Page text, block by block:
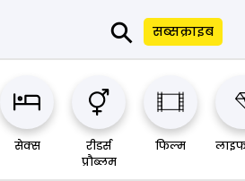
⚲ सब्सक्राइब
सेक्स
रीडर्स
प्रौब्लम
फिल्म